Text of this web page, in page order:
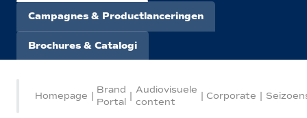
Campagnes & Productlanceringen
Brochures & Catalogi
Homepage |
Brand
Portal
|
Audiovisuele
content
| Corporate |